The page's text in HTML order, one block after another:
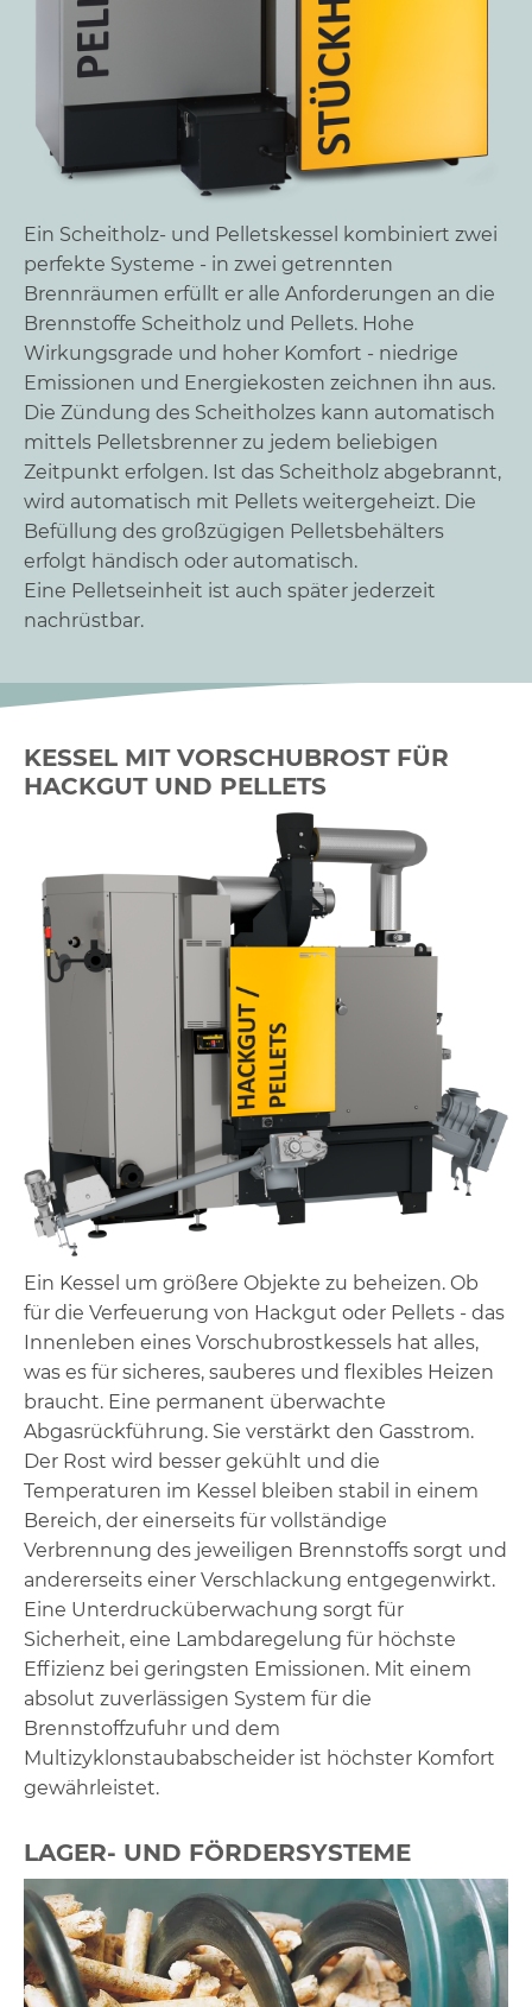
Ein Scheitholz- und Pelletskessel kombiniert zwei
perfekte Systeme - in zwei getrennten
Brennräumen erfüllt er alle Anforderungen an die
Brennstoffe Scheitholz und Pellets. Hohe
Wirkungsgrade und hoher Komfort - niedrige
Emissionen und Energiekosten zeichnen ihn aus.
Die Zündung des Scheitholzes kann automatisch
mittels Pelletsbrenner zu jedem beliebigen
Zeitpunkt erfolgen. Ist das Scheitholz abgebrannt,
wird automatisch mit Pellets weitergeheizt. Die
Befüllung des großzügigen Pelletsbehälters
erfolgt händisch oder automatisch.
Eine Pelletseinheit ist auch später jederzeit
nachrüstbar.
KESSEL MIT VORSCHUBROST FÜR
HACKGUT UND PELLETS
Ein Kessel um größere Objekte zu beheizen. Ob
für die Verfeuerung von Hackgut oder Pellets - das
Innenleben eines Vorschubrostkessels hat alles,
was es für sicheres, sauberes und flexibles Heizen
braucht. Eine permanent überwachte
Abgasrückführung. Sie verstärkt den Gasstrom.
Der Rost wird besser gekühlt und die
Temperaturen im Kessel bleiben stabil in einem
Bereich, der einerseits für vollständige
Verbrennung des jeweiligen Brennstoffs sorgt und
andererseits einer Verschlackung entgegenwirkt.
Eine Unterdrucküberwachung sorgt für
Sicherheit, eine Lambdaregelung für höchste
Effizienz bei geringsten Emissionen. Mit einem
absolut zuverlässigen System für die
Brennstoffzufuhr und dem
Multizyklonstaubabscheider ist höchster Komfort
gewährleistet.
LAGER- UND FÖRDERSYSTEME